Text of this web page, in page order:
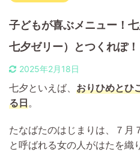
子どもが喜ぶメニュー！
七夕ゼリー）とつくれぽ！
2025年2月18日
七夕といえば、 おりひめとひ
る日。
たなばたのはじまりは、７月
と呼ばれる女の人がはたを織